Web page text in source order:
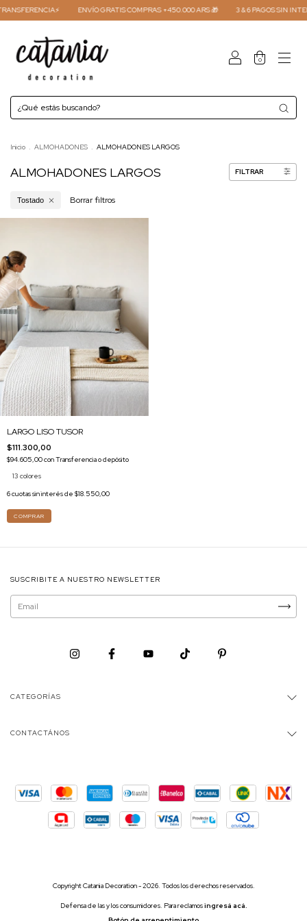
ENVÍO GRATIS COMPRAS +450.000 ARS 🎁 3 & 6 PAGOS SIN
0
Inicio . ALMOHADONES . ALMOHADONES LARGOS
ALMOHADONES LARGOS FILTRAR
Tostado Borrar filtros
LARGO LISO TUSOR
$111.300,00
$94.605,00conTransferencia o depósito
13 colores
6cuotas sin interés de $18.550,00
COMPRAR
SUSCRIBITE A NUESTRO NEWSLETTER
CATEGORÍAS
CONTACTÁNOS
Copyright Catania Decoration - 2026. Todos los derechos reservados.
Defensa de las y los consumidores. Para reclamosingresá acá.